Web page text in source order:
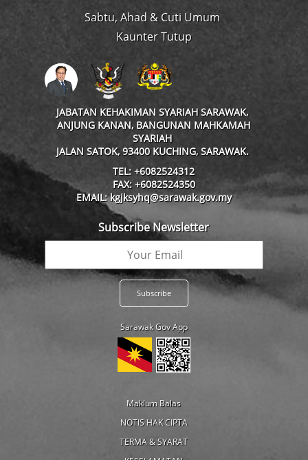
Sabtu, Ahad & Cuti Umum
Kaunter Tutup
JABATAN KEHAKIMAN SYARIAH SARAWAK,
ANJUNG KANAN, BANGUNAN MAHKAMAH
SYARIAH
JALAN SATOK, 93400 KUCHING, SARAWAK.
TEL: +6082524312
FAX: +6082524350
EMAIL: kgjksyhq@sarawak.gov.my
Subscribe Newsletter
Sarawak Gov App
Maklum Balas
NOTIS HAK CIPTA
TERMA & SYARAT